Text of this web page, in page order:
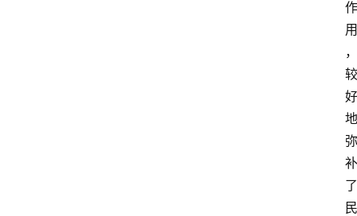
作
用
，
较
好
地
弥
补
了
民